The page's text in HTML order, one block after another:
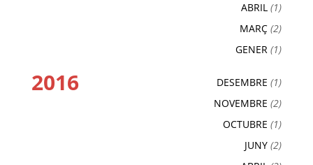
ABRIL (1)
MARÇ (2)
GENER (1)
2016 DESEMBRE (1)
NOVEMBRE (2)
OCTUBRE (1)
JUNY (2)